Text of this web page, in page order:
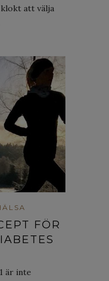
klokt att välja
FÖR
är inte